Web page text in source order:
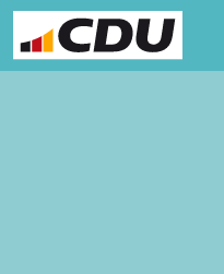
Zum Inhalt springen